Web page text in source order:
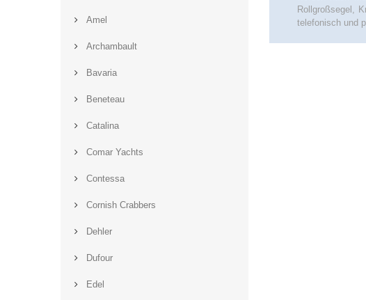
Amel
Archambault
Bavaria
Beneteau
Catalina
Comar Yachts
Contessa
Cornish Crabbers
Dehler
Dufour
Edel
Rollgroßsegel,
telefonisch und